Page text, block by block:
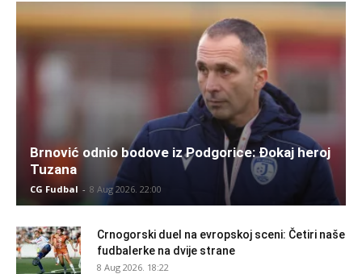
Brnović odnio bodove iz Podgorice: Đokaj heroj
Tuzana
CG Fudbal - 8 Aug 2026. 22:00
Crnogorski duel na evropskoj sceni: Četiri naše
fudbalerke na dvije strane
8 Aug 2026. 18:22